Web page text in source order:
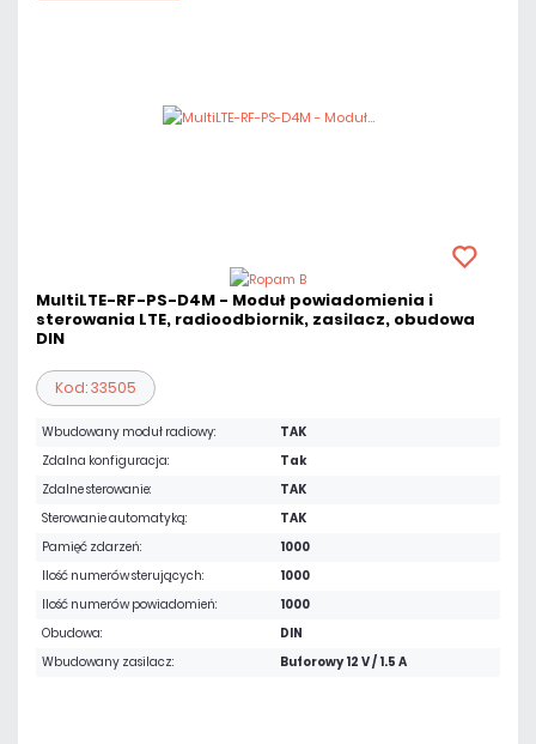
MultiLTE-RF-PS-D4M - Moduł powiadomienia i
sterowania LTE, radioodbiornik, zasilacz, obudowa
DIN
Kod: 33505
Wbudowany moduł radiowy:
TAK
Zdalna konfiguracja:
Tak
Zdalne sterowanie:
TAK
Sterowanie automatyką:
TAK
Pamięć zdarzeń:
1000
Ilość numerów sterujących:
1000
Ilość numerów powiadomień:
1000
Obudowa:
DIN
Wbudowany zasilacz:
Buforowy 12 V / 1.5 A